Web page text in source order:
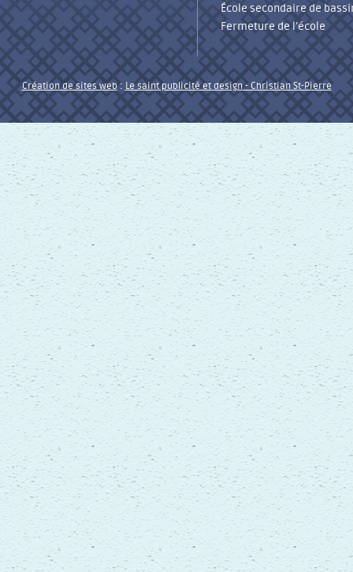
École secondaire de
Fermeture de l’école
Création de sites web: Le saint publicité et design- Christian St-Pierre